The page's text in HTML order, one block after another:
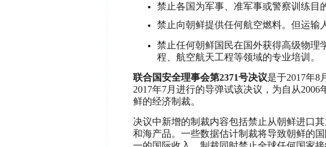
禁止各国为军事、准军事或警察训练目
禁止向朝鲜提供任何航空燃料。但运输
禁止任何朝鲜国民在国外获得高级物理
程、航空航天工程等领域的专业培训。
联合国安全理事会第2371号决议是于2017年8
2017年7月进行的导弹试该决议，为自从
鲜的经济制裁。
决议中新增的制裁内容包括禁止从朝鲜进口
和海产品。一些数据估计制裁将导致朝鲜的